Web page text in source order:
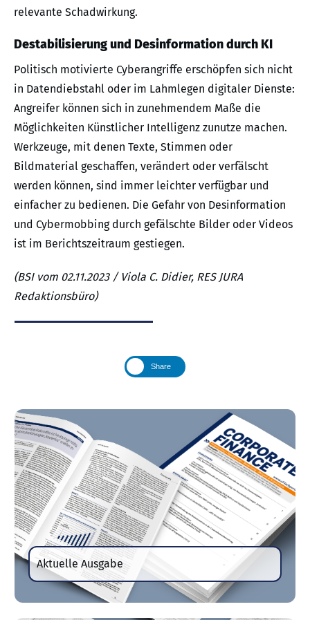
relevante Schadwirkung.
Destabilisierung und Desinformation durch KI
Politisch motivierte Cyberangriffe erschöpfen sich nicht
in Datendiebstahl oder im Lahmlegen digitaler Dienste:
Angreifer können sich in zunehmendem Maße die
Möglichkeiten Künstlicher Intelligenz zunutze machen.
Werkzeuge, mit denen Texte, Stimmen oder
Bildmaterial geschaffen, verändert oder verfälscht
werden können, sind immer leichter verfügbar und
einfacher zu bedienen. Die Gefahr von Desinformation
und Cybermobbing durch gefälschte Bilder oder Videos
ist im Berichtszeitraum gestiegen.
(BSI vom 02.11.2023 / Viola C. Didier, RES JURA
Redaktionsbüro)
Share
Aktuelle Ausgabe